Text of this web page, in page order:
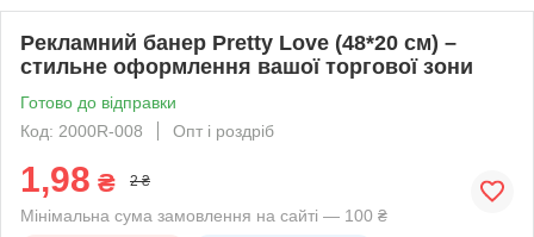
Рекламний банер Pretty Love (48*20 см) –
стильне оформлення вашої торгової зони
Готово до відправки
Код: 2000R-008
Опт і роздріб
1,98 ₴ 2 ₴
Мінімальна сума замовлення на сайті — 100 ₴